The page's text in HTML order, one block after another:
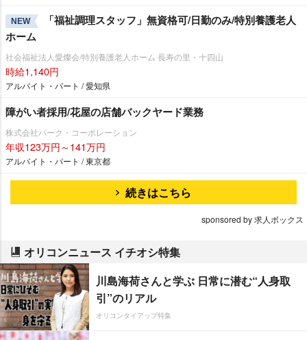
NEW
「福祉調理スタッフ」無資格可/日勤のみ/特別養護老人
ホーム
社会福祉法人愛燦会/特別養護老人ホーム 長寿の里・十四山
時給1,140円
アルバイト・パート / 愛知県
障がい者採用/花屋の店舗バックヤード業務
株式会社パーク・コーポレーション
年収123万円～141万円
アルバイト・パート / 東京都
続きはこちら
sponsored by 求人ボックス
オリコンニュース イチオシ特集
川島海荷さんと学ぶ 日常に潜む“人身取
引”のリアル
オリコンタイアップ特集